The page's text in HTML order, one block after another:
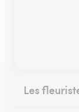
Les